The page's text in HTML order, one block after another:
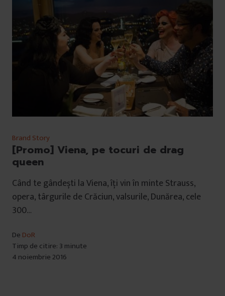
Brand Story
[Promo] Viena, pe tocuri de drag
queen
Când te gândești la Viena, îți vin în minte Strauss,
opera, târgurile de Crăciun, valsurile, Dunărea, cele
300…
De DoR
Timp de citire: 3 minute
4 noiembrie 2016